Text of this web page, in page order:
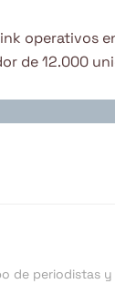
operativos
de 12.000
de periodistas